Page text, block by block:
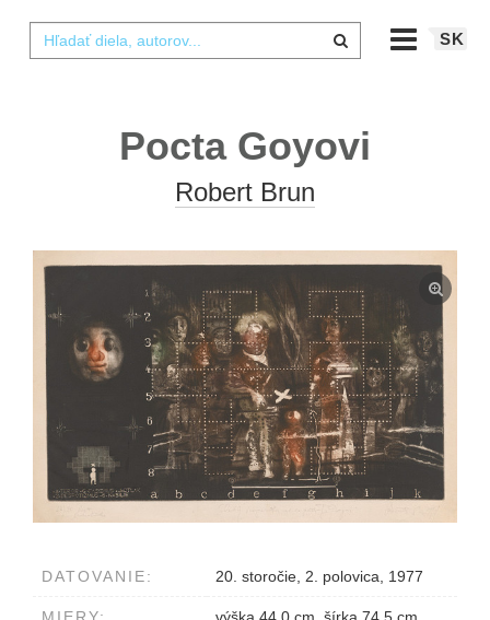
SK
Pocta Goyovi
Robert Brun
DATOVANIE: 20. storočie, 2. polovica, 1977